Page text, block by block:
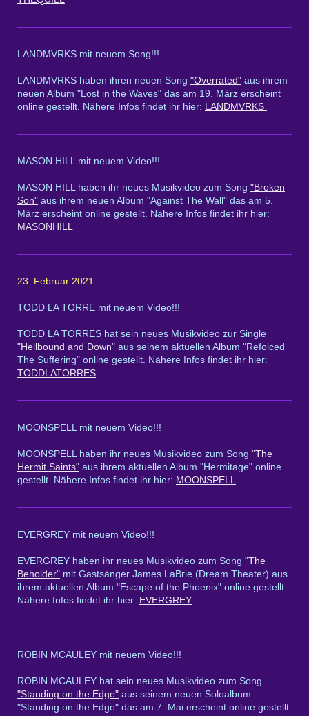
LANDMVRKS mit neuem Song!!!
LANDMVRKS haben ihren neuen Song "Overrated" aus ihrem
neuen Album "Lost in the Waves" das am 19. März erscheint
online gestellt. Nähere Infos findet ihr hier: LANDMVRKS
MASON HILL mit neuem Video!!!
MASON HILL haben ihr neues Musikvideo zum Song "Broken
Son" aus ihrem neuen Album "Against The Wall" das am 5.
März erscheint online gestellt. Nähere Infos findet ihr hier:
MASONHILL
23. Februar 2021
TODD LA TORRE mit neuem Video!!!
TODD LA TORRES hat sein neues Musikvideo zur Single
"Hellbound and Down" aus seinem aktuellen Album "Refoiced
The Suffering" online gestellt. Nähere Infos findet ihr hier:
TODDLATORRES
MOONSPELL mit neuem Video!!!
MOONSPELL haben ihr neues Musikvideo zum Song "The
Hermit Saints" aus ihrem aktuellen Album "Hermitage" online
gestellt. Nähere Infos findet ihr hier: MOONSPELL
EVERGREY mit neuem Video!!!
EVERGREY haben ihr neues Musikvideo zum Song "The
Beholder" mit Gastsänger James LaBrie (Dream Theater) aus
ihrem aktuellen Album "Escape of the Phoenix" online gestellt.
Nähere Infos findet ihr hier: EVERGREY
ROBIN MCAULEY mit neuem Video!!!
ROBIN MCAULEY hat sein neues Musikvideo zum Song
"Standing on the Edge" aus seinem neuen Soloalbum
"Standing on the Edge" das am 7. Mai erscheint online gestellt.